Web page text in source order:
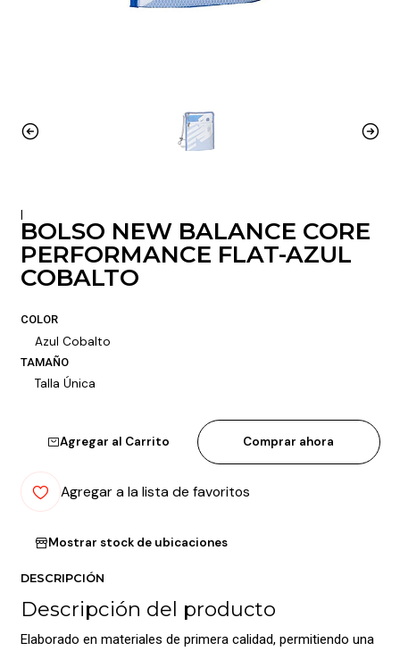
|
BOLSO NEW BALANCE CORE
PERFORMANCE FLAT-AZUL
COBALTO
COLOR
Azul Cobalto
TAMAÑO
Talla Única
Agregar al Carrito Comprar ahora
Agregar a la lista de favoritos
Mostrar stock de ubicaciones
DESCRIPCIÓN
Descripción del producto
Elaborado en materiales de primera calidad, permitiendo una